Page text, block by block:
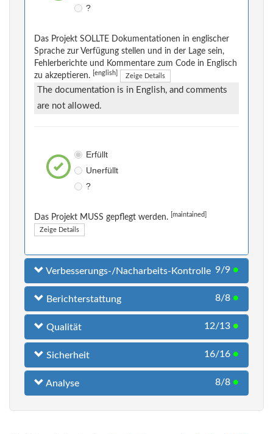
?
Das Projekt SOLLTE Dokumentationen in englischer
Sprache zur Verfügung stellen und in der Lage sein,
Fehlerberichte und Kommentare zum Code in Englisch
zu akzeptieren.
[english] Zeige Details
The documentation is in English, and comments
are not allowed.
Erfüllt
Unerfüllt
?
Das Projekt MUSS gepflegt werden. [maintained]
Zeige Details
Verbesserungs-/Nacharbeits-Kontrolle 9/9 ●
Berichterstattung 8/8 ●
Qualität 12/13 ●
Sicherheit 16/16 ●
Analyse 8/8 ●